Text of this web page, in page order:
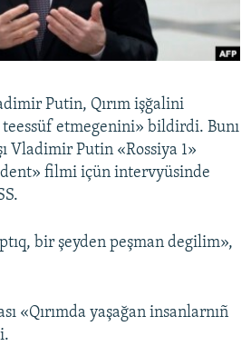
Putin, Qırım işğalini
etmegenini» bildirdi. Bunı
Vladimir Putin «Rossiya 1»
filmi içün intervyüsinde
bir şeyden peşman degilim»,
«Qırımda yaşağan insanlarnıñ